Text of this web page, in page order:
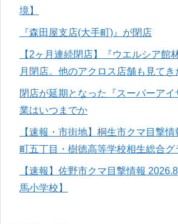
境】
『森田屋支店(大手町)』が閉店
【2ヶ月連続閉店】『ウエルシア館
月閉店。他のアクロス店舗も見てき
閉店が延期となった『スーパーア
業はいつまでか
【速報・市街地】桐生市クマ目撃
町五丁目・樹徳高等学校相生総合グ
【速報】佐野市クマ目撃情報
馬小学校】